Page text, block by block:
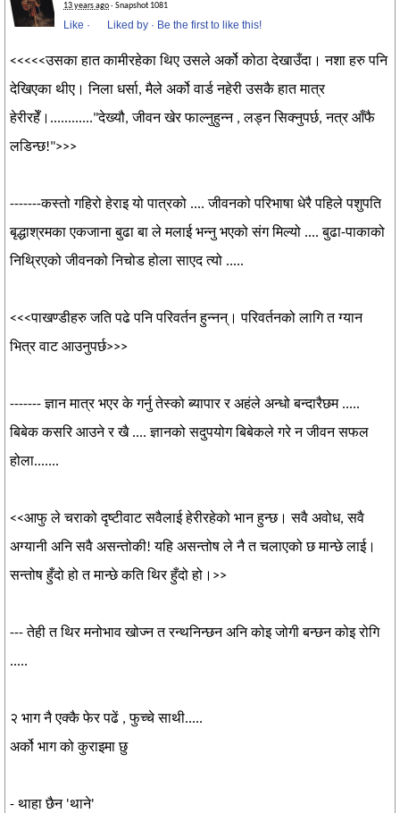
13 years ago· Snapshot 1081
Like · Liked by · Be the first to like this!
<<<<<उसका हात कामीरहेका थिए उसले अर्को कोठा देखाउँदा। नशा हरु पनि
देखिएका थीए। निला धर्सा, मैले अर्को वार्ड नहेरी उसकै हात मात्र
हेरीरहेँ।............"देख्यौ, जीवन खेर फाल्नुहुन्न , लड्न सिक्नुपर्छ, नत्र आँफै
लडिन्छ!">>>
-------कस्तो गहिरो हेराइ यो पात्रको .... जीवनको परिभाषा धेरै पहिले पशुपति
बृद्धाश्रमका एकजाना बुढा बा ले मलाई भन्नु भएको संग मिल्यो .... बुढा-पाकाको
निथ्रिएको जीवनको निचोड होला साएद त्यो .....
<<<पाखण्डीहरु जति पढे पनि परिवर्तन हुन्नन्। परिवर्तनको लागि त ग्यान
भित्र वाट आउनुपर्छ>>>
------- ज्ञान मात्र भएर के गर्नु तेस्को ब्यापार र अहंले अन्धो बन्दारैछम .....
बिबेक कसरि आउने र खै .... ज्ञानको सदुपयोग बिबेकले गरे न जीवन सफल
होला.......
<<आफु ले चराको दृष्टीवाट सवैलाई हेरीरहेको भान हुन्छ। सवै अवोध, सवै
अग्यानी अनि सवै असन्तोकी! यहि असन्तोष ले नै त चलाएको छ मान्छे लाई।
सन्तोष हुँदो हो त मान्छे कति थिर हुँदो हो।>>
--- तेही त थिर मनोभाव खोज्न त रन्थनिन्छन अनि कोइ जोगी बन्छन कोइ रोगि
.....
२ भाग नै एक्कै फेर पढें , फुच्चे साथी.....
अर्को भाग को कुराइमा छु
- थाहा छैन 'थाने'